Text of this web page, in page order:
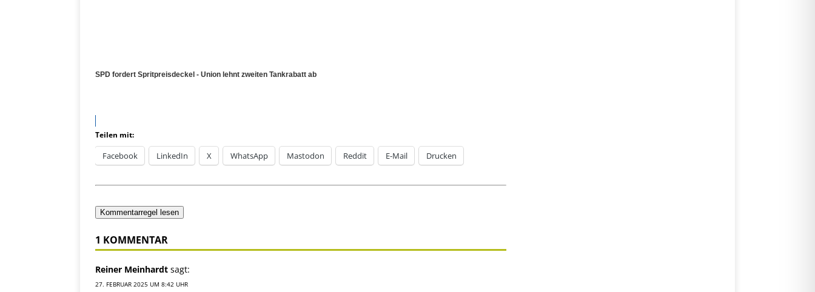
SPD fordert Spritpreisdeckel - Union lehnt zweiten Tankrabatt ab
Teilen mit:
Facebook LinkedIn X WhatsApp Mastodon Reddit E-Mail Drucken
Kommentarregel lesen
1 KOMMENTAR
Reiner Meinhardt sagt:
27. FEBRUAR 2025 UM 8:42 UHR